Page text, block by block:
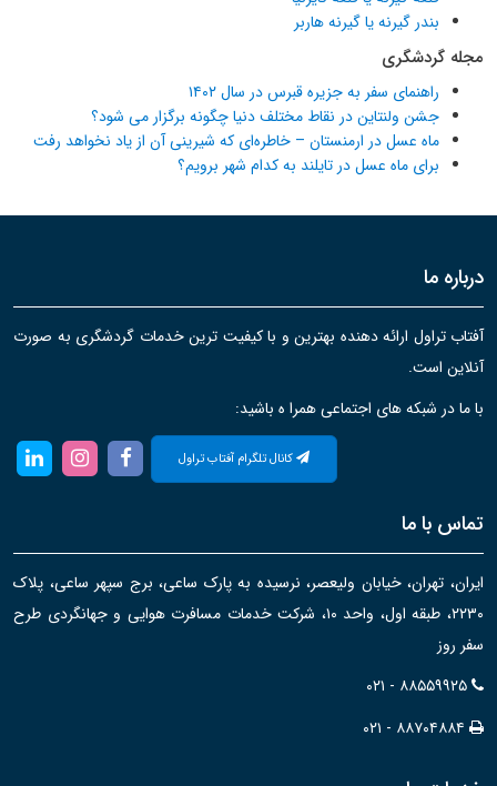
بندر گیرنه یا گیرنه هاربر
مجله گردشگری
راهنمای سفر به جزیره قبرس در سال ۱۴۰۲
جشن ولنتاین در نقاط مختلف دنیا چگونه برگزار می شود؟
ماه عسل در ارمنستان – خاطره‌ای که شیرینی آن از یاد نخواهد رفت
برای ماه عسل در تایلند به کدام شهر برویم؟
درباره ما
آفتاب تراول ارائه دهنده بهترین و با کیفیت ترین خدمات گردشگری به صورت
آنلاین است.
با ما در شبکه های اجتماعی همرا ه باشید:
کانال تلگرام آفتاب تراول
تماس با ما
ایران، تهران، خیابان ولیعصر، نرسیده به پارک ساعی، برج سپهر ساعی، پلاک
۲۲۳۰، طبقه اول، واحد ۱۰، شرکت خدمات مسافرت هوایی و جهانگردی طرح
سفر روز
۰۲۱ - ۸۸۵۵۹۹۲۵
۰۲۱ - ۸۸۷۰۴۸۸۴